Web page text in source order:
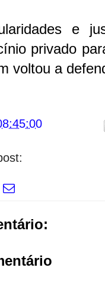
e
privado
voltou a